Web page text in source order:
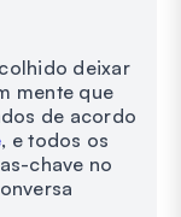
deixar
mente que
de acordo
, e todos os
chave no